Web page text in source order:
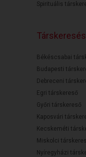
Spirituális
Békéscsabai
Budapesti
Debreceni
Egri társkereső
Győri társkereső
Kaposvári
Kecskeméti
Miskolci
Nyíregyházi